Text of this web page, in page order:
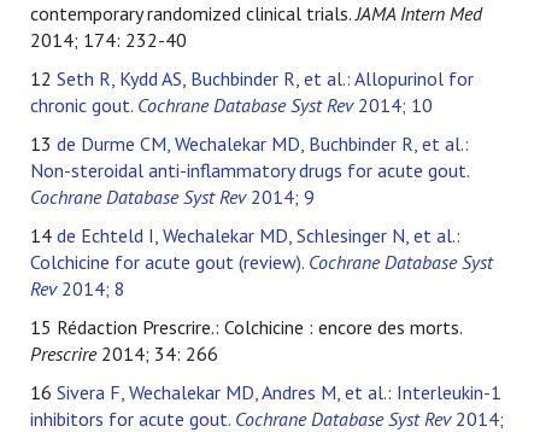
contemporary randomized clinical trials.JAMA Intern Med
2014; 174: 232-40
12 Seth R, Kydd AS, Buchbinder R, et al.: Allopurinol for
chronic gout. Cochrane Database Syst Rev2014; 10
13 de Durme CM, Wechalekar MD, Buchbinder R, et al.:
Non-steroidal anti-inflammatory drugs for acute gout.
Cochrane Database Syst Rev2014; 9
14 de Echteld I, Wechalekar MD, Schlesinger N, et al.:
Colchicine for acute gout (review). Cochrane Database Syst
Rev2014; 8
15 Rédaction Prescrire.: Colchicine : encore des morts.
Prescrire2014; 34: 266
16 Sivera F, Wechalekar MD, Andres M, et al.: Interleukin-1
inhibitors for acute gout. Cochrane Database Syst Rev2014;